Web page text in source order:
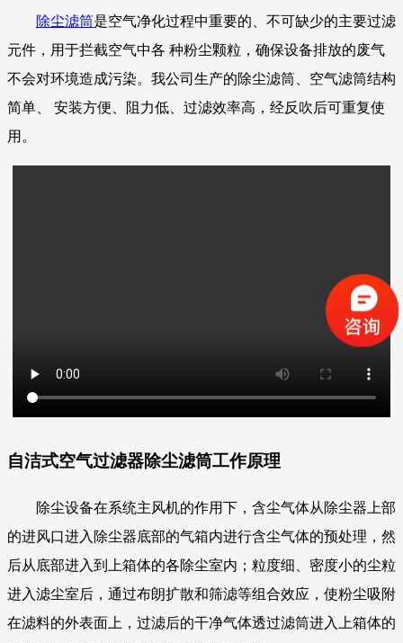
除尘滤筒是空气净化过程中重要的、不可缺少的主要过滤
元件，用于拦截空气中各 种粉尘颗粒，确保设备排放的废气
不会对环境造成污染。我公司生产的除尘滤筒、空气滤筒结构
简单、 安装方便、阻力低、过滤效率高，经反吹后可重复使
用。
自洁式空气过滤器除尘滤筒工作原理
除尘设备在系统主风机的作用下，含尘气体从除尘器上部
的进风口进入除尘器底部的气箱内进行含尘气体的预处理，然
后从底部进入到上箱体的各除尘室内；粒度细、密度小的尘粒
进入滤尘室后，通过布朗扩散和筛滤等组合效应，使粉尘吸附
在滤料的外表面上，过滤后的干净气体透过滤筒进入上箱体的